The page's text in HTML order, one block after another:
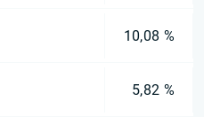
10,08 %
5,82 %